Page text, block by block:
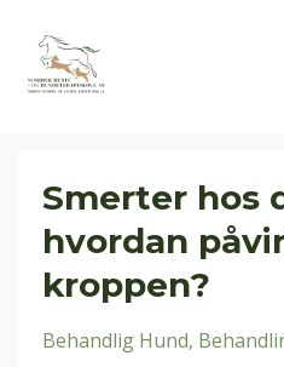
Smerter hos
hvordan
kroppen?
Behandlig Hund